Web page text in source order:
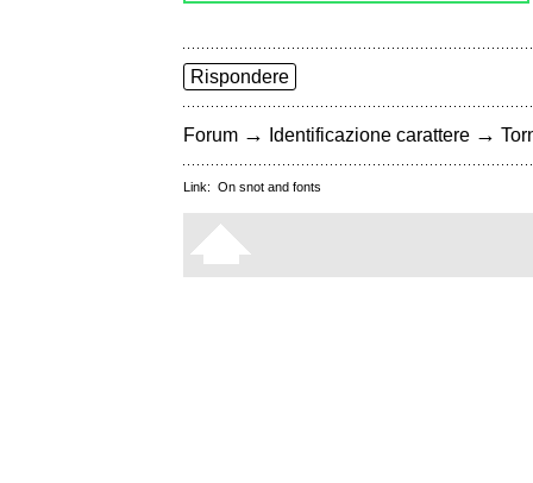
Rispondere
Forum → Identificazione carattere →
Link: On snot and fonts